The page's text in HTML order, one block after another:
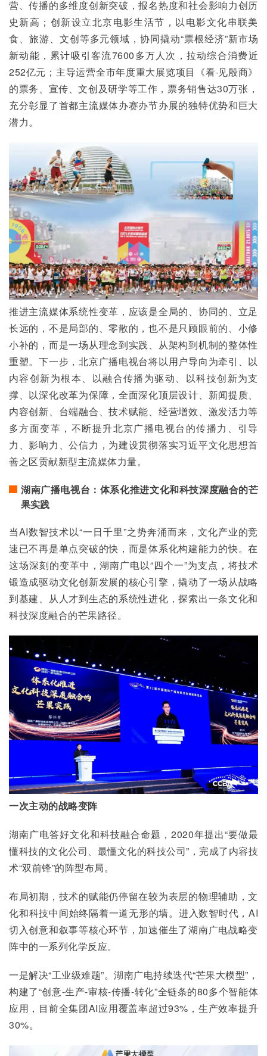
营、传播的多维度创新突破，报名热度和社会影响力创历
史新高；创新设立北京电影生活节，以电影文化串联美
食、旅游、文创等多元领域，协同撬动“票根经济”新市场
新动能，累计吸引客流7600多万人次，拉动综合消费近
252亿元；主导运营全市年度重大展览项目《看·见殷商》
的票务、宣传、文创及研学等工作，票务销售达30万张，
充分彰显了首都主流媒体办赛办节办展的独特优势和巨大
潜力。
推进主流媒体系统性变革，应该是全局的、协同的、立足
长远的，不是局部的、零散的，也不是只顾眼前的、小修
小补的，而是一场从理念到实践、从架构到机制的整体性
重塑。下一步，北京广播电视台将以用户导向为牵引、以
内容创新为根本、以融合传播为驱动、以科技创新为支
撑、以深化改革为保障，全面深化顶层设计、新闻提质、
内容创新、台端融合、技术赋能、经营增效、激发活力等
多方面变革，不断提升北京广播电视台的传播力、引导
力、影响力、公信力，为建设贯彻落实习近平文化思想首
善之区贡献新型主流媒体力量。
湖南广播电视台：体系化推进文化和科技深度融合的芒
果实践
当AI数智技术以“一日千里”之势奔涌而来，文化产业的竞
速已不再是单点突破的快，而是体系化构建能力的快。在
这场深刻的变革中，湖南广电以“四个一”为支点，将技术
锻造成驱动文化创新发展的核心引擎，撬动了一场从战略
到基建、从人才到生态的系统性进化，探索出一条文化和
科技深度融合的芒果路径。
一次主动的战略变阵
湖南广电答好文化和科技融合命题，2020年提出“要做最
懂科技的文化公司、最懂文化的科技公司”，完成了内容技
术“双前锋”的阵型布局。
布局初期，技术的赋能仍停留在较为表层的物理辅助，文
化和科技中间始终隔着一道无形的墙。进入数智时代，AI
切入创意和叙事等核心环节，加速催生了湖南广电战略变
阵中的一系列化学反应。
一是解决“工业级难题”。湖南广电持续迭代“芒果大模型”，
构建了“创意-生产-审核-传播-转化”全链条的80多个智能体
应用，目前全集团AI应用覆盖率超过93%，生产效率提升
30%。